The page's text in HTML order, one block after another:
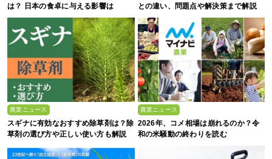
は？ 日本の食卓に与える影響は
との違い、問題点や解決策まで解説
農業ニュース
スギナに有効なおすすめ除草剤は？除
草剤の選び方や正しい使い方も解説
農業ニュース
2026年、コメ相場は崩れるのか？令
和の米騒動の終わりを読む